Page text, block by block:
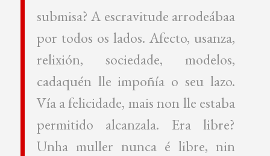
submisa? A escravitude arrodeábaa
por todos os lados. Afecto, usanza,
relixión, sociedade, modelos,
cadaquén lle impoñía o seu lazo.
Vía a felicidade, mais non lle estaba
permitido alcanzala. Era libre?
Unha muller nunca é libre, nin